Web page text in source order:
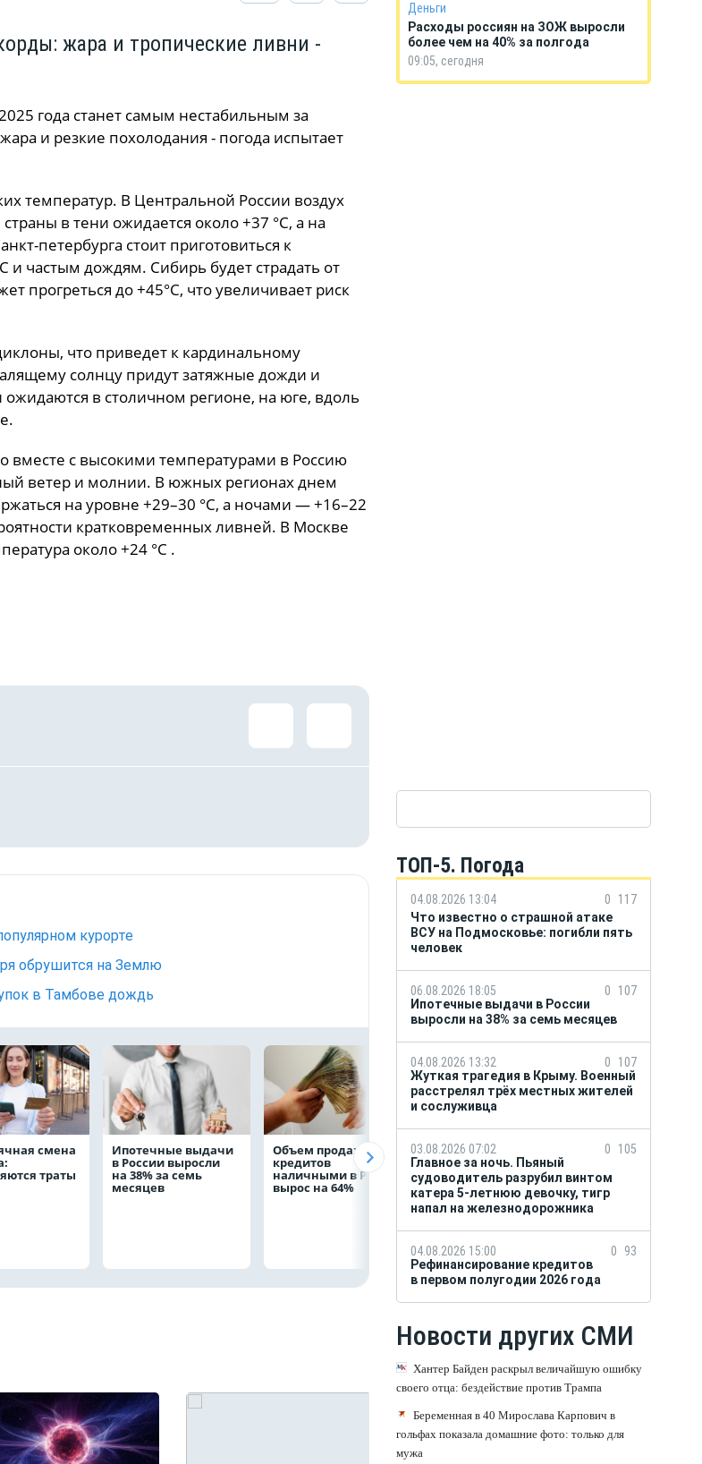
жара и тропические ливни -
года станет самым нестабильным за
и резкие похолодания - погода испытает
температур. В Центральной России воздух
в тени ожидается около +37 °C, а на
петербурга стоит приготовиться к
и частым дождям. Сибирь будет страдать от
прогреться до +45°C, что увеличивает риск
что приведет к кардинальному
солнцу придут затяжные дожди и
в столичном регионе, на юге, вдоль
вместе с высокими температурами в Россию
ветер и молнии. В южных регионах днем
на уровне +29–30 °C, а ночами — +16–22
кратковременных ливней. В Москве
около +24 °C .
курорте
обрушится на Землю
в Тамбове дождь
смена
траты
Ипотечные выдачи
в России выросли
на 38% за семь
месяцев
Объем продаж
кредитов
наличными в России
вырос на 64%
Рефинансирование
кредитов в первом
полугодии 2026 года
ВТБ предоставит
на строительство
складских
комплексов
Деньги
Расходы россиян на ЗОЖ выросли
более чем на 40% за полгода
09:05, сегодня
ТОП-5. Погода
04.08.2026 13:04 0
117
Что известно о страшной атаке
ВСУ на Подмосковье: погибли пять
человек
06.08.2026 18:05 0
107
Ипотечные выдачи в России
выросли на 38% за семь месяцев
04.08.2026 13:32 0
107
Жуткая трагедия в Крыму. Военный
расстрелял трёх местных жителей
и сослуживца
03.08.2026 07:02 0
105
Главное за ночь. Пьяный
судоводитель разрубил винтом
катера 5-летнюю девочку, тигр
напал на железнодорожника
04.08.2026 15:00 0
93
Рефинансирование кредитов
в первом полугодии 2026 года
Новости других СМИ
Хантер Байден раскрыл величайшую ошибку
своего отца: бездействие против Трампа
Беременная в 40 Мирослава Карпович в
гольфах показала домашние фото: только для
мужа